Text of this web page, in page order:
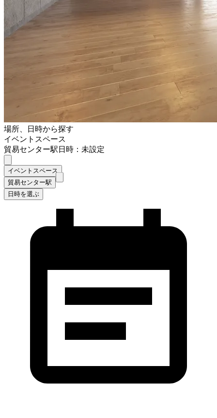
場所、日時から探す
イベントスペース
貿易センター駅日時：未設定
イベントスペース
貿易センター駅
日時を選ぶ